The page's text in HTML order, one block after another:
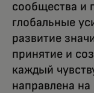
сообщества и
глобальные
развитие
принятие и
каждый
направлена